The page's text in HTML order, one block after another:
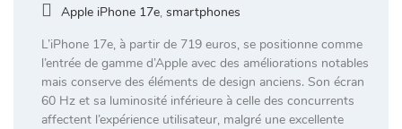
Apple iPhone 17e, smartphones
L’iPhone 17e, à partir de 719 euros, se positionne comme
l’entrée de gamme d’Apple avec des améliorations notables
mais conserve des éléments de design anciens. Son écran
60 Hz et sa luminosité inférieure à celle des concurrents
affectent l’expérience utilisateur, malgré une excellente